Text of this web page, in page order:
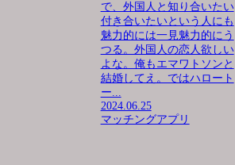
で、外国人と知り合いたい
付き合いたいという人にも
魅力的には一見魅力的にう
つる。外国人の恋人欲しい
よな。俺もエマワトソンと
結婚してえ。ではハロート
ー...
2024.06.25
マッチングアプリ